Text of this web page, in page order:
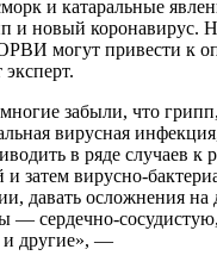
и катаральные
и новый коронавирус.
могут привести к
забыли, что
вирусная
в ряде случаев к
и затем вирусно-
давать осложнения на
— сердечно-
другие», —